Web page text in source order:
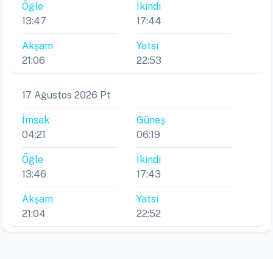
Öğle
13:47
İkindi
17:44
Akşam
21:06
Yatsı
22:53
17 Ağustos 2026 Pt
İmsak
04:21
Güneş
06:19
Öğle
13:46
İkindi
17:43
Akşam
21:04
Yatsı
22:52